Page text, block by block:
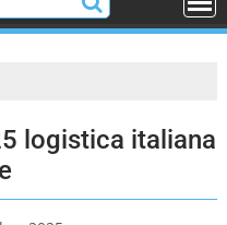
logistica italiana